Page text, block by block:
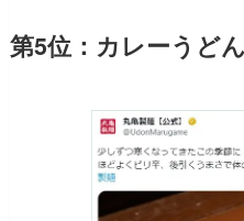
第5位：カレーうど